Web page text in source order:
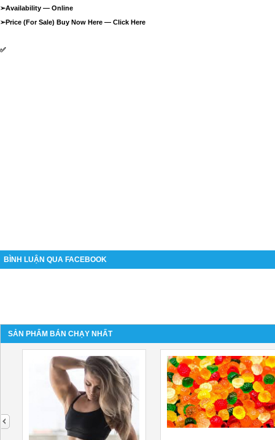
➢Availability — Online
➢Price (For Sale) Buy Now Here — Click Here
✅
BÌNH LUẬN QUA FACEBOOK
SẢN PHẨM BÁN CHẠY NHẤT
next